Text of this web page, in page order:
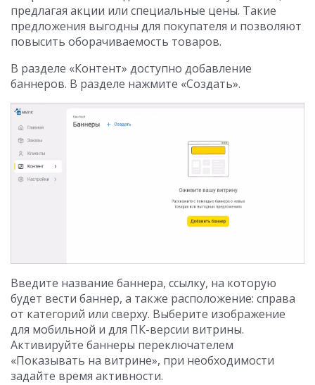
предлагая акции или специальные цены. Такие
предложения выгодны для покупателя и позволяют
повысить оборачиваемость товаров.
В разделе «Контент» доступно добавление
баннеров. В разделе нажмите «Создать».
Введите название баннера, ссылку, на которую
будет вести баннер, а также расположение: справа
от категорий или сверху. Выберите изображение
для мобильной и для ПК-версии витрины.
Активируйте баннеры переключателем
«Показывать на витрине», при необходимости
задайте время активности.